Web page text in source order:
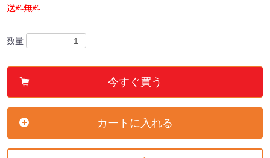
送料無料
数量
今すぐ買う
カートに入れる